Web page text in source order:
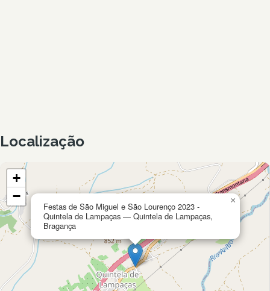
Localização
Festas de São Miguel e São Lourenço 2023 -
Quintela de Lampaças — Quintela de Lampaças,
Bragança
×
+
−